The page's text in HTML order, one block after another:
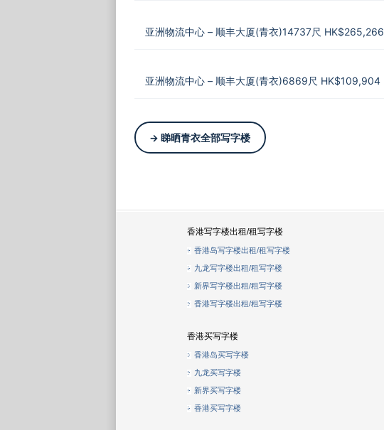
亚洲物流中心 – 顺丰大厦(青衣)14737尺 HK$265,266
亚洲物流中心 – 顺丰大厦(青衣)6869尺 HK$109,904
→ 睇晒青衣全部写字楼
香港写字楼出租/租写字楼
香港岛写字楼出租/租写字楼
九龙写字楼出租/租写字楼
新界写字楼出租/租写字楼
香港写字楼出租/租写字楼
香港买写字楼
香港岛买写字楼
九龙买写字楼
新界买写字楼
香港买写字楼